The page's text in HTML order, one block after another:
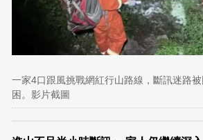
一家4口跟風挑戰網紅行山路線，斷訊迷路
困。影片截圖